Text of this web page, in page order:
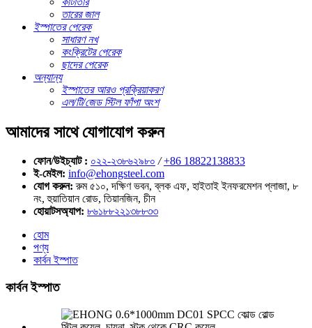
তারের জাল
ইস্পাতের পেরেক
সাধারণ নখ
কংক্রিটের পেরেক
ছাদের পেরেক
অন্যান্য
ইস্পাতের আরও প্রক্রিয়াকরণ
এল/টি/জেড স্টিল ফাঁপা অংশ
আমাদের সাথে যোগাযোগ করুন
ফোন/উইচ্যাট : ০২২-২৩৮৬২৯৮০ / +86 18822138833
ই-মেইল: info@ehongsteel.com
যোগ করুন: রুম ৫১০, দক্ষিণ ভবন, ব্লক এফ, হাইতাই ইনফরমেশন প্লাজা, ৮
নং, হুয়াতিয়ান রোড, তিয়ানজিন, চীন
হোয়াটসঅ্যাপ: ৮৬১৮৮২২১৩৮৮৩৩
হোম
পণ্য
কার্বন ইস্পাত
কার্বন ইস্পাত